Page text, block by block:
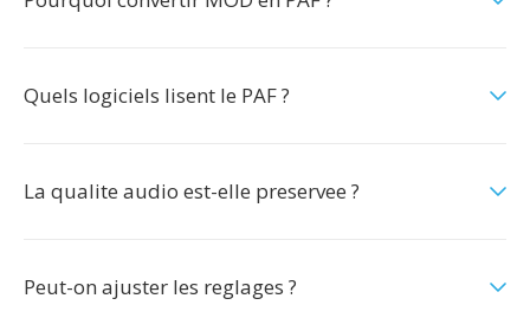
Quels logiciels lisent le PAF ?
La qualite audio est-elle preservee ?
Peut-on ajuster les reglages ?